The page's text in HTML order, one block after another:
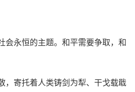
会永恒的主题。和平需要争取，和
，寄托着人类铸剑为犁、干戈载戢